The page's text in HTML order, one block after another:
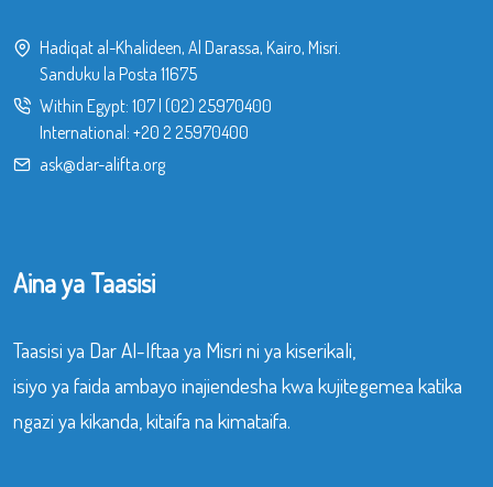
Hadiqat al-Khalideen, Al Darassa, Kairo, Misri.
Sanduku la Posta 11675
Within Egypt: 107| (02) 25970400
International: +20 2 25970400
ask@dar-alifta.org
Aina ya Taasisi
Taasisi ya Dar Al-Iftaa ya Misri ni ya kiserikali,
isiyo ya faida ambayo inajiendesha kwa kujitegemea katika
ngazi ya kikanda, kitaifa na kimataifa.